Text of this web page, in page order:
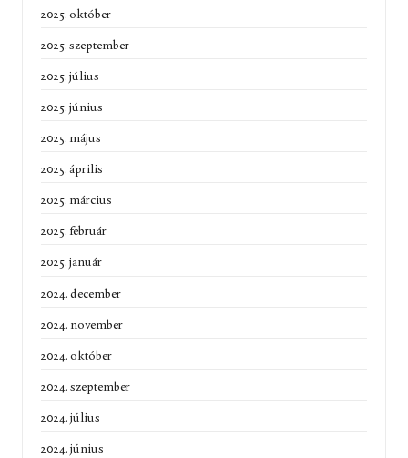
2025. október
2025. szeptember
2025. július
2025. június
2025. május
2025. április
2025. március
2025. február
2025. január
2024. december
2024. november
2024. október
2024. szeptember
2024. július
2024. június